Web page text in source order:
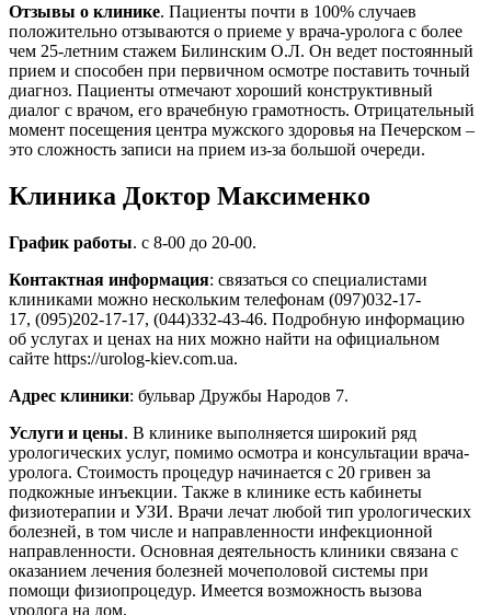
Отзывы о клинике. Пациенты почти в 100% случаев
положительно отзываются о приеме у врача-уролога с более
чем 25-летним стажем Билинским О.Л. Он ведет постоянный
прием и способен при первичном осмотре поставить точный
диагноз. Пациенты отмечают хороший конструктивный
диалог с врачом, его врачебную грамотность. Отрицательный
момент посещения центра мужского здоровья на Печерском –
это сложность записи на прием из-за большой очереди.
Клиника Доктор Максименко
График работы. с 8-00 до 20-00.
Контактная информация: связаться со специалистами
клиниками можно нескольким телефонам (097)032-17-
17, (095)202-17-17, (044)332-43-46. Подробную информацию
об услугах и ценах на них можно найти на официальном
сайте https://urolog-kiev.com.ua.
Адрес клиники: бульвар Дружбы Народов 7.
Услуги и цены. В клинике выполняется широкий ряд
урологических услуг, помимо осмотра и консультации врача-
уролога. Стоимость процедур начинается с 20 гривен за
подкожные инъекции. Также в клинике есть кабинеты
физиотерапии и УЗИ. Врачи лечат любой тип урологических
болезней, в том числе и направленности инфекционной
направленности. Основная деятельность клиники связана с
оказанием лечения болезней мочеполовой системы при
помощи физиопроцедур. Имеется возможность вызова
уролога на дом.